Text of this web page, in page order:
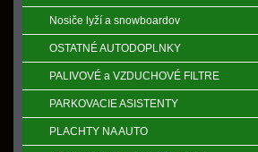
Nosiče lyží a snowboardov
OSTATNÉ AUTODOPLNKY
PALIVOVÉ a VZDUCHOVÉ FILTRE
PARKOVACIE ASISTENTY
PLACHTY NA AUTO